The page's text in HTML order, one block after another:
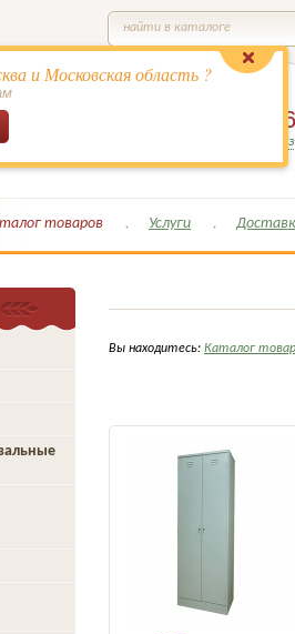
и Московская область ?
найти в каталоге
649-
Заказать обратный
товаров Услуги
Вы находитесь: Каталог